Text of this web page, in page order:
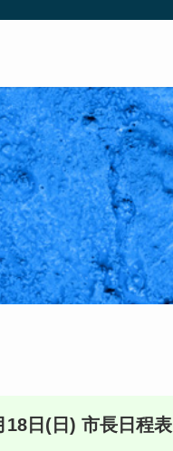
18日(日) 市長日程表